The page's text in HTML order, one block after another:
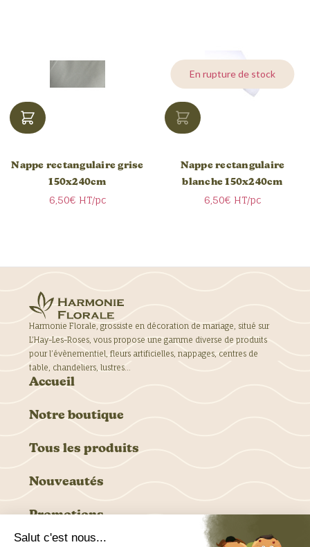
Nappe rectangulaire grise
150x240cm
6,50€ HT/pc
En rupture de stock
Nappe rectangulaire
blanche 150x240cm
6,50€ HT/pc
Harmonie Florale, grossiste en décoration de mariage, situé sur
L’Hay-Les-Roses, vous propose une gamme diverse de produits
pour l’évènementiel, fleurs artificielles, nappages, centres de
table, chandeliers, lustres…
Accueil
Notre boutique
Tous les produits
Nouveautés
Promotions
6 rue des Marronniers, 94240 L’Hay Les Roses